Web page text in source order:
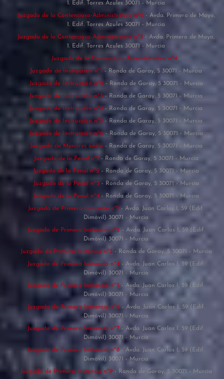
1. Edif. Torres Azules 30071 - Murcia
Juzgado de lo Contencioso-Administrativo nº2 - Avda. Primero de Mayo,
1. Edif. Torres Azules 30071 - Murcia
Juzgado de lo Contencioso-Administrativo nº3 - Avda. Primero de Mayo,
1. Edif. Torres Azules 30071 - Murcia
Juzgado de lo Contencioso-Administrativo nº4 -
Juzgado de Instrucción nº1 - Ronda de Garay, 5 30071 - Murcia
Juzgado de Instrucción nº2 - Ronda de Garay, 5 30071 - Murcia
Juzgado de Instrucción nº3 - Ronda de Garay, 5 30071 - Murcia
Juzgado de Instrucción nº4 - Ronda de Garay, 5 30071 - Murcia
Juzgado de Instrucción nº5 - Ronda de Garay, 5 30071 - Murcia
Juzgado de Instrucción nº6 - Ronda de Garay, 5 30071 - Murcia
Juzgado de Menores único - Ronda de Garay, 5 30071 - Murcia
Juzgado de lo Penal nº1 - Ronda de Garay, 5 30071 - Murcia
Juzgado de lo Penal nº2 - Ronda de Garay, 5 30071 - Murcia
Juzgado de lo Penal nº3 - Ronda de Garay, 5 30071 - Murcia
Juzgado de lo Penal nº4 - Ronda de Garay, 5 30071 - Murcia
Juzgado de Primera Instancia nº1 - Avda. Juan Carlos I, 59 (Edif.
Dimóvil) 30071 - Murcia
Juzgado de Primera Instancia nº2 - Avda. Juan Carlos I, 59 (Edif.
Dimóvil) 30071 - Murcia
Juzgado de Primera Instancia nº3 - Ronda de Garay, 5 30071 - Murcia
Juzgado de Primera Instancia nº4 - Avda. Juan Carlos I, 59 (Edif.
Dimóvil) 30071 - Murcia
Juzgado de Primera Instancia nº5 - Avda. Juan Carlos I, 59 (Edif.
Dimóvil) 30071 - Murcia
Juzgado de Primera Instancia nº6 - Avda. Juan Carlos I, 59 (Edif.
Dimóvil) 30071 - Murcia
Juzgado de Primera Instancia nº7 - Avda. Juan Carlos I, 59 (Edif.
Dimóvil) 30071 - Murcia
Juzgado de Primera Instancia nº8- Avda. Juan Carlos I, 59 (Edif.
Dimóvil) 30071 - Murcia
Juzgado de Primera Instancia nº9 - Ronda de Garay, 5 30071 - Murcia